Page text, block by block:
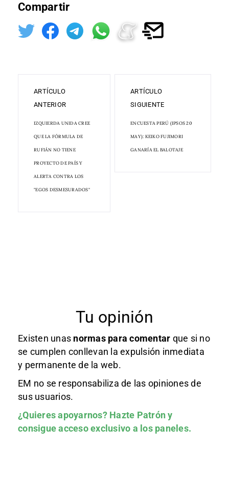
Compartir
ARTÍCULO
ANTERIOR
IZQUIERDA UNIDA CREE
QUE LA FÓRMULA DE
RUFIÁN NO TIENE
PROYECTO DE PAÍS Y
ALERTA CONTRA LOS
"EGOS DESMESURADOS"
ARTÍCULO
SIGUIENTE
ENCUESTA PERÚ (IPSOS 20
MAY): KEIKO FUJIMORI
GANARÍA EL BALOTAJE
Tu opinión
Existen unas normas para comentar que si no
se cumplen conllevan la expulsión inmediata
y permanente de la web.
EM no se responsabiliza de las opiniones de
sus usuarios.
¿Quieres apoyarnos? Hazte Patróny
consigue acceso exclusivo a los paneles.